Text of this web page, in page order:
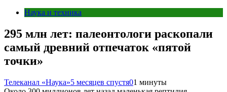
Наука и техника
295 млн лет: палеонтологи раскопали
самый древний отпечаток «пятой
точки»
Телеканал «Наука»5 месяцев спустя01 минуты